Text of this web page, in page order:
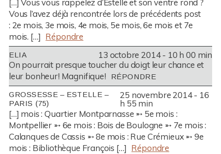
[…] Vous vous rappelez d’Estelle et son ventre rond ?
Vous l’avez déjà rencontrée lors de précédents post
: 2e mois, 3e mois, 4e mois, 5e mois, 6e mois et 7e
mois. […] Répondre
ELIA
13 octobre 2014 - 10 h 00 min
On pourrait presque toucher du doigt leur chance et
leur bonheur! Magnifique!
RÉPONDRE
GROSSESSE – ESTELLE –
PARIS (75)
25 novembre 2014 - 16
h 55 min
[…] mois : Quartier Montparnasse ➵ 5e mois :
Montpellier ➵ 6e mois : Bois de Boulogne ➵ 7e mois :
Calanques de Cassis ➵ 8e mois : Rue Crémieux ➵ 9e
mois : Bibliothèque François […] Répondre